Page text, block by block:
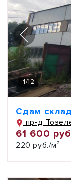
1/12
Сдам
пр-д
61 600
220 руб./м²